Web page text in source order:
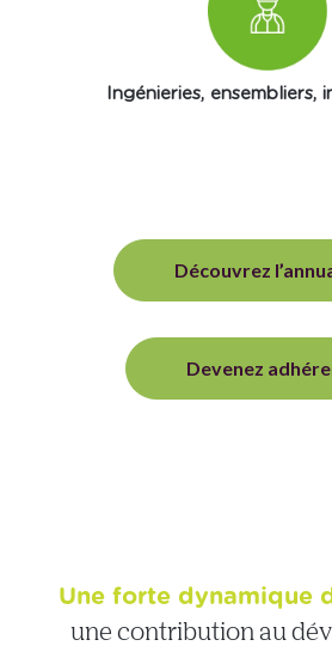
Ingénieries, ensembliers,
Découvrez
Devenez
Une forte dynamique
une contribution au